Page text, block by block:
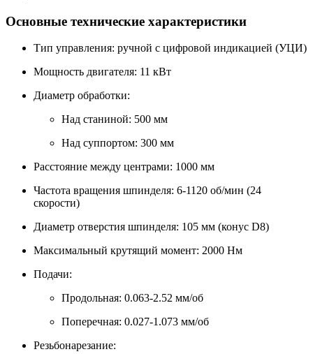
Основные технические характеристики
Тип управления: ручной с цифровой индикацией (УЦИ)
Мощность двигателя: 11 кВт
Диаметр обработки:
Над станиной: 500 мм
Над суппортом: 300 мм
Расстояние между центрами: 1000 мм
Частота вращения шпинделя: 6-1120 об/мин (24
скорости)
Диаметр отверстия шпинделя: 105 мм (конус D8)
Максимальный крутящий момент: 2000 Нм
Подачи:
Продольная: 0.063-2.52 мм/об
Поперечная: 0.027-1.073 мм/об
Резьбонарезание: